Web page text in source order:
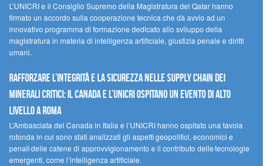
L’UNICRI e il Consiglio Supremo della Magistratura del Qatar hanno
firmato un accordo sulla cooperazione tecnica che dà avvio ad un
innovativo programma di formazione dedicato allo sviluppo della
magistratura in materia di intelligenza artificiale, giustizia penale e diritti
umani.
Rafforzare l’integrità e la sicurezza nelle supply chain dei
minerali critici: il Canada e l’UNICRI ospitano un evento di alto
livello a Roma
L’Ambasciata del Canada in Italia e l’UNICRI hanno ospitato una tavola
rotonda in cui sono stati analizzati gli aspetti geopolitici, economici e
penali delle catene di approvvigionamento e il contributo delle tecnologie
emergenti, come l’intelligenza artificiale.